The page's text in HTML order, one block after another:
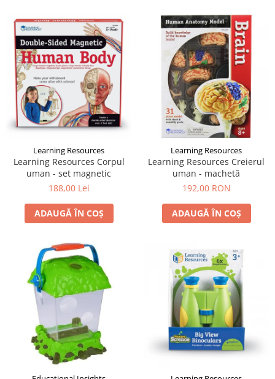
Learning Resources
Learning Resources Corpul
uman - set magnetic
188,00 Lei
ADAUGĂ ÎN COȘ
Learning Resources
Learning Resources Creierul
uman - machetă
192,00 RON
ADAUGĂ ÎN COȘ